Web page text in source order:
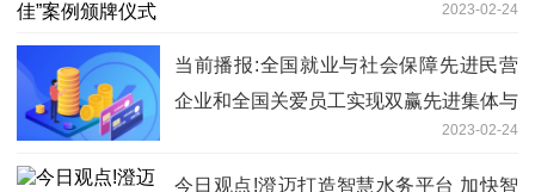
2023-02-24
当前播报:全国就业与社会保障先进民营
企业和全国关爱员工实现双赢先进集体与
个人名单公布 我市1家企业1家工会和1名
个人获表彰
2023-02-24
今日观点!澄迈打造智慧水务平台 加快智